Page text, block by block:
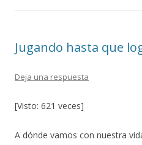
Jugando hasta que
Deja una respuesta
[Visto: 621 veces]
A dónde vamos con nuestra